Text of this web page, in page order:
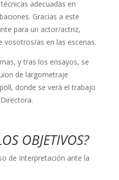
adecuadas en
Gracias a este
para un actor/actriz,
vosotros/as en las escenas.
y tras los ensayos, se
de largometraje
donde se verá el trabajo
OBJETIVOS?
de Interpretación ante la